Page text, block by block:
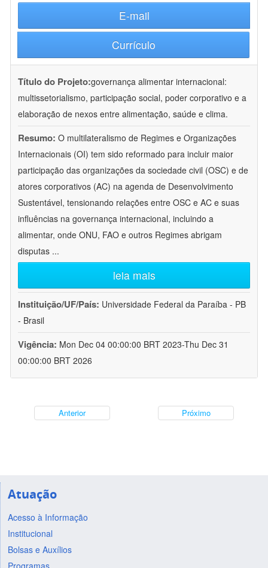
E-mail
Currículo
Título do Projeto:governança alimentar internacional:
multissetorialismo, participação social, poder corporativo e a
elaboração de nexos entre alimentação, saúde e clima.
Resumo: O multilateralismo de Regimes e Organizações
Internacionais (OI) tem sido reformado para incluir maior
participação das organizações da sociedade civil (OSC) e de
atores corporativos (AC) na agenda de Desenvolvimento
Sustentável, tensionando relações entre OSC e AC e suas
influências na governança internacional, incluindo a
alimentar, onde ONU, FAO e outros Regimes abrigam
disputas ...
leia mais
Instituição/UF/País: Universidade Federal da Paraíba - PB
- Brasil
Vigência: Mon Dec 04 00:00:00 BRT 2023-Thu Dec 31
00:00:00 BRT 2026
Anterior Próximo
Atuação
Acesso à Informação
Institucional
Bolsas e Auxílios
Programas